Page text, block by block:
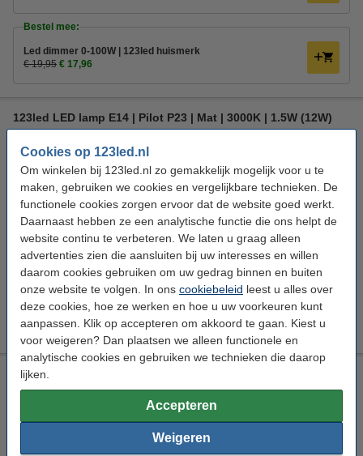
Cookies op 123led.nl
Om winkelen bij 123led.nl zo gemakkelijk mogelijk voor u te
maken, gebruiken we cookies en vergelijkbare technieken. De
functionele cookies zorgen ervoor dat de website goed werkt.
Daarnaast hebben ze een analytische functie die ons helpt de
website continu te verbeteren. We laten u graag alleen
advertenties zien die aansluiten bij uw interesses en willen
daarom cookies gebruiken om uw gedrag binnen en buiten
onze website te volgen. In ons cookiebeleid leest u alles over
deze cookies, hoe ze werken en hoe u uw voorkeuren kunt
aanpassen. Klik op accepteren om akkoord te gaan. Kiest u
voor weigeren? Dan plaatsen we alleen functionele en
analytische cookies en gebruiken we technieken die daarop
lijken.
Accepteren
Weigeren
Bestel mee:
Led dimmer 0-100W | 123led huismerk
€ 19,95 € 17,96
123led LED lamp E14 | Pilot P23 | Mat | 3000K | 1.5W (12W)
Bekijk de specificaties en beschrijving
Direct leverbaar
Morgen in huis
€ 3,95
Aanbieding:
Voordeelverpakking | 6 stuks
€ 21,50
123led LED lamp E14 | Pilot P23 | Mat | 3000K | 2W (17W)
Direct leverbaar